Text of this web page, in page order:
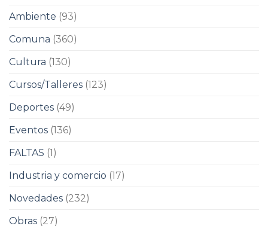
Ambiente (93)
Comuna (360)
Cultura (130)
Cursos/Talleres (123)
Deportes (49)
Eventos (136)
FALTAS (1)
Industria y comercio (17)
Novedades (232)
Obras (27)